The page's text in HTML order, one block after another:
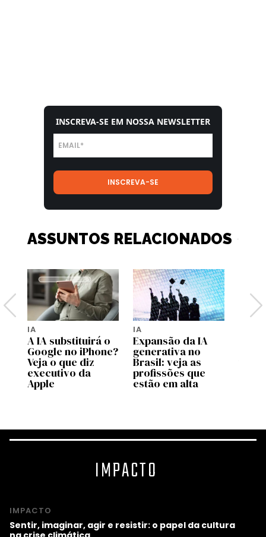
INSCREVA-SE EM NOSSA NEWSLETTER
ASSUNTOS RELACIONADOS
IA
A IA substituirá o
Google no iPhone?
Veja o que diz
executivo da
Apple
IA
Expansão da IA
generativa no
Brasil: veja as
profissões que
estão em alta
IMPACTO
IMPACTO
Sentir, imaginar, agir e resistir: o papel da cultura